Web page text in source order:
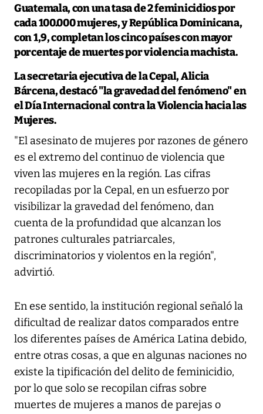
Guatemala, con una tasa de2 feminicidios por
cada 100.000 mujeres, y República Dominicana,
con 1,9, completan los cinco países con mayor
porcentaje de muertes por violencia machista.
La secretaria ejecutiva de la Cepal, Alicia
Bárcena, destacó "la gravedad del fenómeno" en
el Día Internacional contra la Violencia hacia las
Mujeres.
"El asesinato de mujeres por razones de género
es el extremo del continuo de violencia que
viven las mujeres en la región. Las cifras
recopiladas por la Cepal, en un esfuerzo por
visibilizar la gravedad del fenómeno, dan
cuenta de la profundidad que alcanzan los
patrones culturales patriarcales,
discriminatorios y violentos en la región",
advirtió.
En ese sentido, la institución regional señaló la
dificultad de realizar datos comparados entre
los diferentes países de América Latina debido,
entre otras cosas, a que en algunas naciones no
existe la tipificación del delito de feminicidio,
por lo que solo se recopilan cifras sobre
muertes de mujeres a manos de parejas o